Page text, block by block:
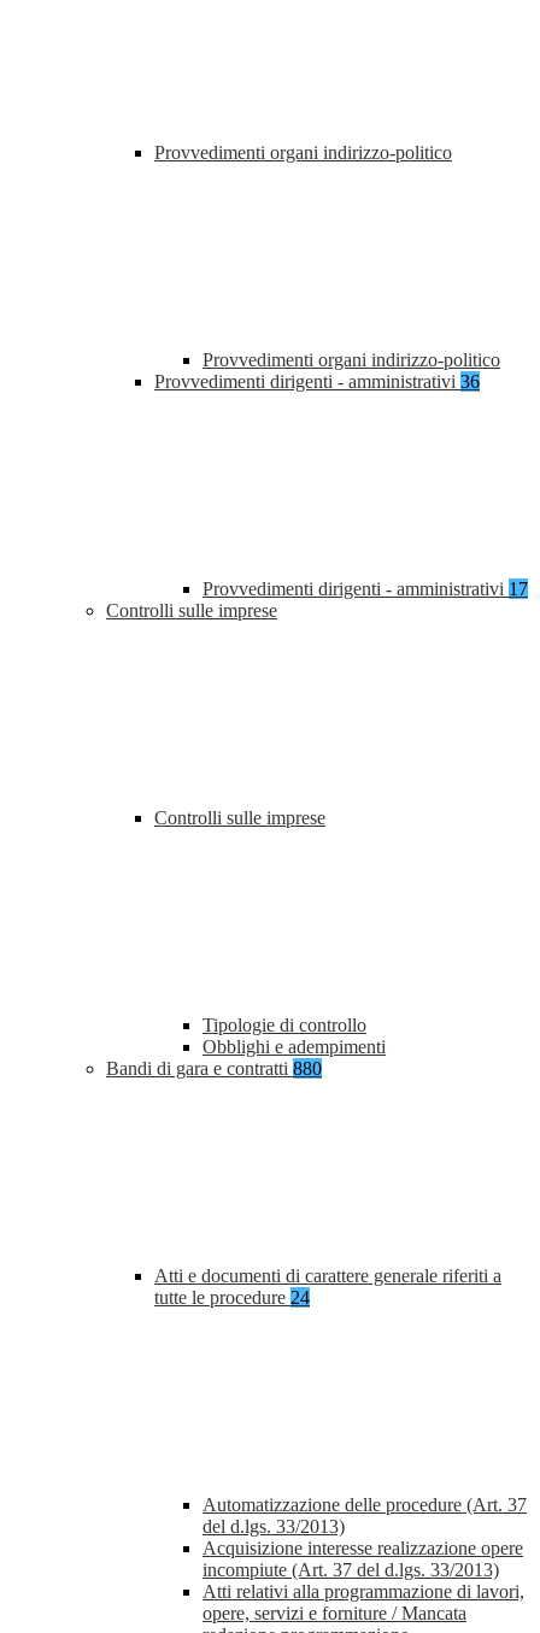
Provvedimenti organi indirizzo-politico
Provvedimenti organi indirizzo-politico
Provvedimenti dirigenti - amministrativi 36
Provvedimenti dirigenti - amministrativi 17
Controlli sulle imprese
Controlli sulle imprese
Tipologie di controllo
Obblighi e adempimenti
Bandi di gara e contratti 880
Atti e documenti di carattere generale riferiti a
tutte le procedure 24
Automatizzazione delle procedure (Art. 37
del d.lgs. 33/2013)
Acquisizione interesse realizzazione opere
incompiute (Art. 37 del d.lgs. 33/2013)
Atti relativi alla programmazione di lavori,
opere, servizi e forniture / Mancata